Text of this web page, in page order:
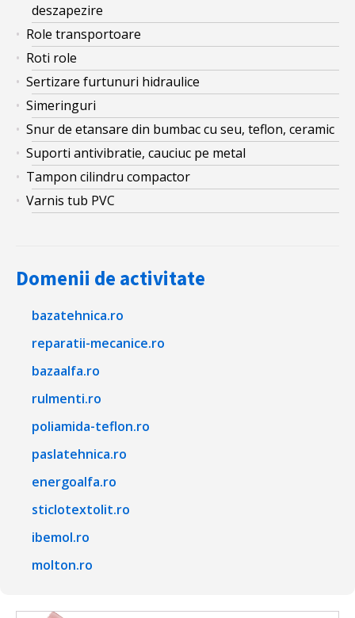
deszapezire
Role transportoare
Roti role
Sertizare furtunuri hidraulice
Simeringuri
Snur de etansare din bumbac cu seu, teflon, ceramic
Suporti antivibratie, cauciuc pe metal
Tampon cilindru compactor
Varnis tub PVC
Domenii de activitate
bazatehnica.ro
reparatii-mecanice.ro
bazaalfa.ro
rulmenti.ro
poliamida-teflon.ro
paslatehnica.ro
energoalfa.ro
sticlotextolit.ro
ibemol.ro
molton.ro